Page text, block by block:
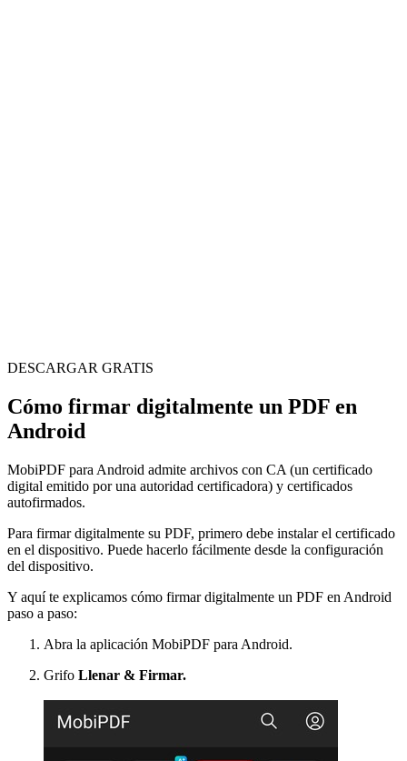
DESCARGAR GRATIS
Cómo firmar digitalmente un PDF en
Android
MobiPDF para Android admite archivos con CA (un certificado
digital emitido por una autoridad certificadora) y certificados
autofirmados.
Para firmar digitalmente su PDF, primero debe instalar el certificado
en el dispositivo. Puede hacerlo fácilmente desde la configuración
del dispositivo.
Y aquí te explicamos cómo firmar digitalmente un PDF en Android
paso a paso:
Abra la aplicación MobiPDF para Android.
Grifo Llenar & Firmar.